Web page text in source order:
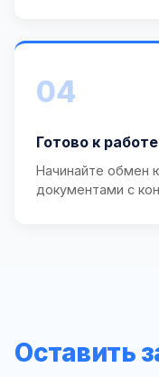
04
Готово к работе
Начинайте обмен
документами с
Оставить